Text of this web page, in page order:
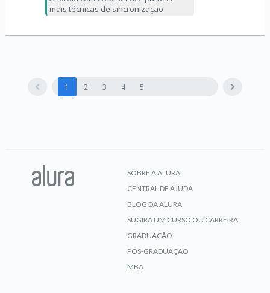
mais técnicas de sincronização
1 2 3 4 5
SOBRE A ALURA
CENTRAL DE AJUDA
BLOG DA ALURA
SUGIRA UM CURSO OU CARREIRA
GRADUAÇÃO
PÓS-GRADUAÇÃO
MBA